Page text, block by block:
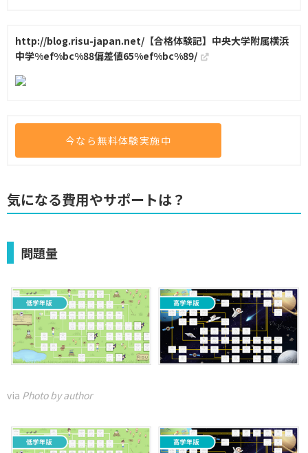
http://blog.risu-japan.net/【合格体験記】中央大学附属横浜
中学%ef%bc%88偏差値65%ef%bc%89/
今なら無料体験実施中
気になる費用やサポートは？
問題量
via Photo by author